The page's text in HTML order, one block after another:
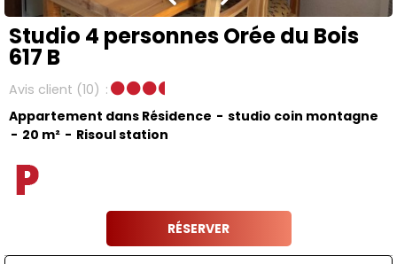
Studio 4 personnes Orée du Bois
617 B
Avis client (10)
Appartement dans Résidence
studio coin montagne
20 m² Risoul station
RÉSERVER